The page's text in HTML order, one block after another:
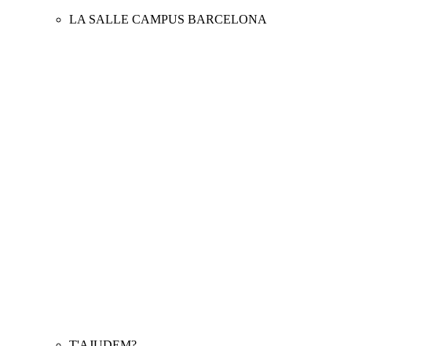
LA SALLE CAMPUS BARCELONA